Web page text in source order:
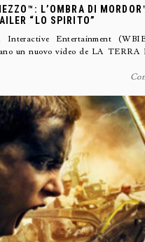
L’OMBRA DI
“LO SPIRITO”
Interactive Entertainment
un nuovo video de LA